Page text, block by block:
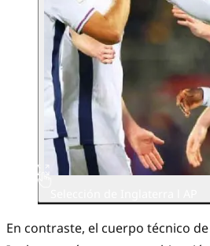
En contraste, el cuerpo técnico